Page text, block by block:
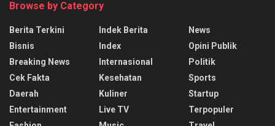
Browse by Category
Berita Terkini
Bisnis
Breaking News
Cek Fakta
Daerah
Entertainment
Indek Berita
Index
Internasional
Kesehatan
Kuliner
Live TV
News
Opini Publik
Politik
Sports
Startup
Terpopuler